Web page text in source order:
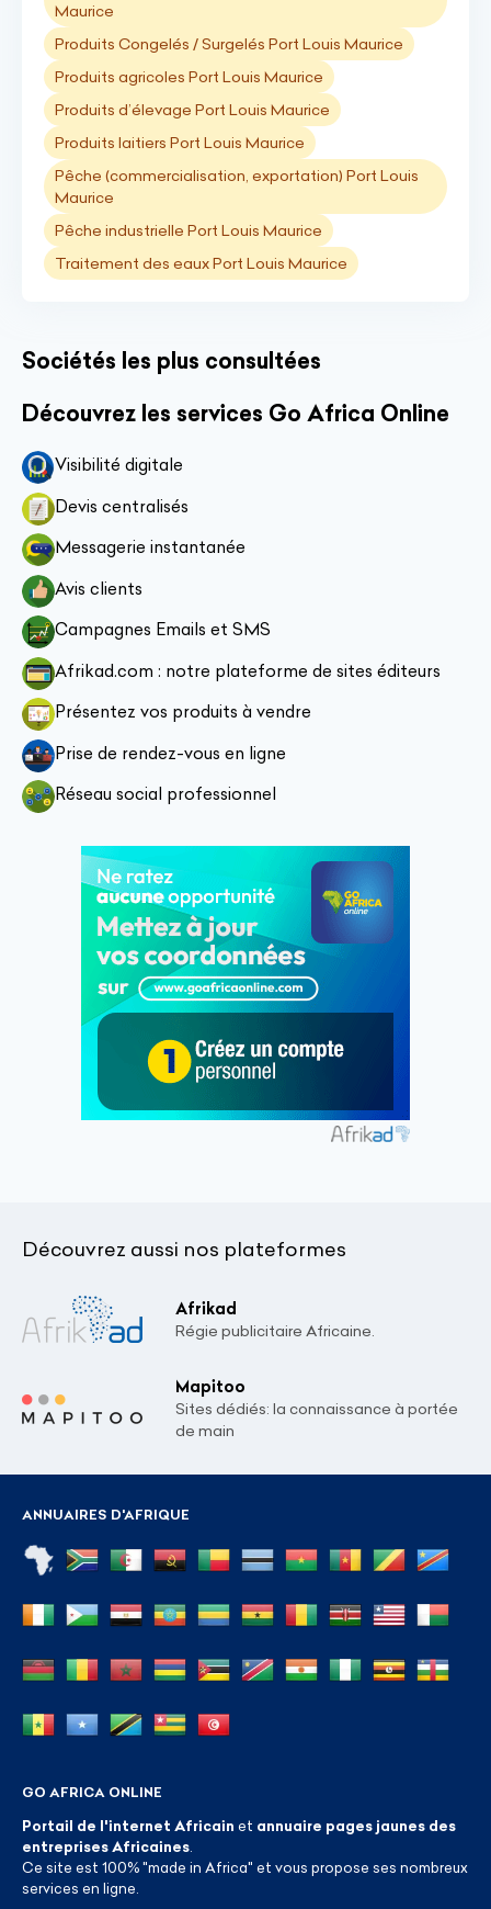
Maurice
Produits Congelés / Surgelés Port Louis Maurice
Produits agricoles Port Louis Maurice
Produits d’élevage Port Louis Maurice
Produits laitiers Port Louis Maurice
Pêche (commercialisation, exportation) Port Louis
Maurice
Pêche industrielle Port Louis Maurice
Traitement des eaux Port Louis Maurice
Sociétés les plus consultées
Découvrez les services Go Africa Online
Visibilité digitale
Devis centralisés
Messagerie instantanée
Avis clients
Campagnes Emails et SMS
Afrikad.com : notre plateforme de sites éditeurs
Présentez vos produits à vendre
Prise de rendez-vous en ligne
Réseau social professionnel
Découvrez aussi nos plateformes
Afrikad
Régie publicitaire Africaine.
Mapitoo
Sites dédiés: la connaissance à portée
de main
ANNUAIRES D'AFRIQUE
GO AFRICA ONLINE
Portail de l'internet Africain et annuaire pages jaunes des
entreprises Africaines
Ce site est 100% "made in Africa" et vous propose ses nombreux
services en ligne.